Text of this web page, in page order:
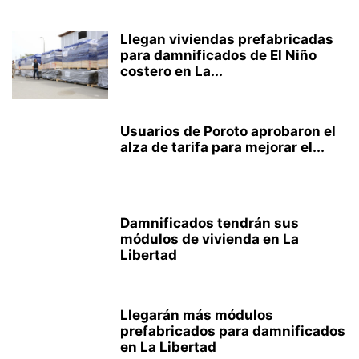
Llegan viviendas prefabricadas
para damnificados de El Niño
costero en La...
Usuarios de Poroto aprobaron el
alza de tarifa para mejorar el...
Damnificados tendrán sus
módulos de vivienda en La
Libertad
Llegarán más módulos
prefabricados para damnificados
en La Libertad